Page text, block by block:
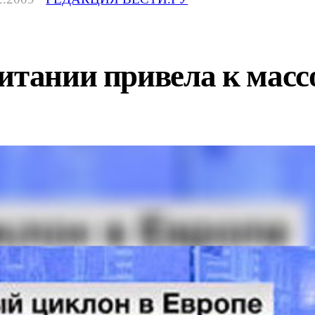
привела к